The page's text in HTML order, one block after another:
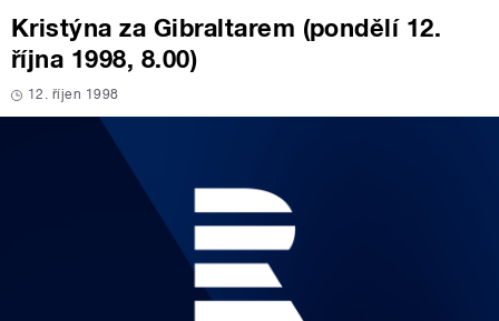
Kristýna za Gibraltarem (pondělí 12.
října 1998, 8.00)
12. říjen 1998